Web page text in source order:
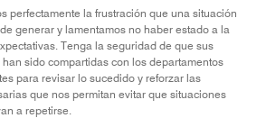
perfectamente la frustración que una situación
generar y lamentamos no haber estado a la
Tenga la seguridad de que sus
sido compartidas con los departamentos
para revisar lo sucedido y reforzar las
que nos permitan evitar que situaciones
a repetirse.